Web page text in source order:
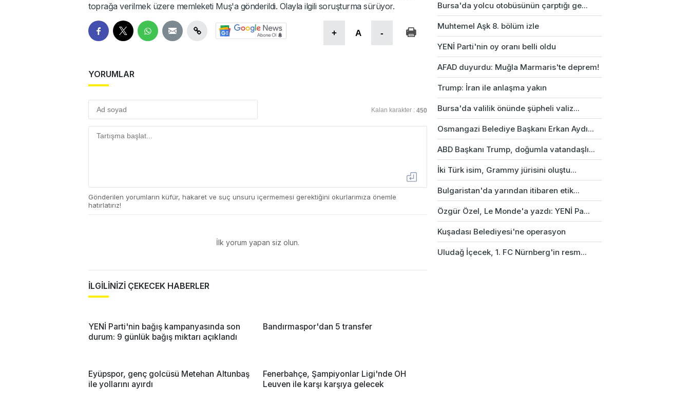
toprağa verilmek üzere memleketi Muş'a gönderildi. Olayla ilgili soruşturma sürüyor.
+ A -
YORUMLAR
Kalan karakter : 450
Gönderilen yorumların küfür, hakaret ve suç unsuru içermemesi gerektiğini okurlarımıza önemle
hatırlatırız!
İlk yorum yapan siz olun.
İLGİLİNİZİ ÇEKECEK HABERLER
YENİ Parti'nin bağış kampanyasında son
durum: 9 günlük bağış miktarı açıklandı
Bandırmaspor'dan 5 transfer
Eyüpspor, genç golcüsü Metehan Altunbaş
ile yollarını ayırdı
Fenerbahçe, Şampiyonlar Ligi'nde OH
Leuven ile karşı karşıya gelecek
Bursa'da yolcu otobüsünün çarptığı ge...
Muhtemel Aşk 8. bölüm izle
YENİ Parti'nin oy oranı belli oldu
AFAD duyurdu: Muğla Marmaris'te deprem!
Trump: İran ile anlaşma yakın
Bursa'da valilik önünde şüpheli valiz...
Osmangazi Belediye Başkanı Erkan Aydı...
ABD Başkanı Trump, doğumla vatandaşlı...
İki Türk isim, Grammy jürisini oluştu...
Bulgaristan'da yarından itibaren etik...
Özgür Özel, Le Monde'a yazdı: YENİ Pa...
Kuşadası Belediyesi'ne operasyon
Uludağ İçecek, 1. FC Nürnberg'in resm...